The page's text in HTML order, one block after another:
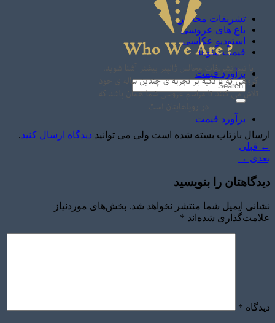
تشریفات مجالس
باغ های عروسی
استودیو عکاسی
قیمت منوها
برآورد قیمت
برآورد قیمت
ارسال بازتاب بسته شده است ولی می توانید دیدگاه ارسال کنید.
← قبلی
بعدی →
دیدگاهتان را بنویسید
نشانی ایمیل شما منتشر نخواهد شد. بخش‌های موردنیاز
علامت‌گذاری شده‌اند *
دیدگاه *